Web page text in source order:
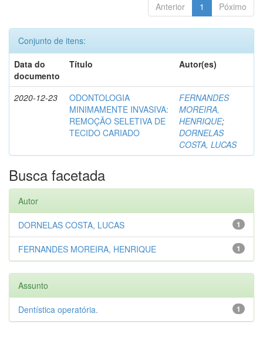
Anterior 1 Póximo
Conjunto de itens:
Data do
documento
Título Autor(es)
2020-12-23
ODONTOLOGIA
MINIMAMENTE INVASIVA:
REMOÇÃO SELETIVA DE
TECIDO CARIADO
FERNANDES
MOREIRA,
HENRIQUE;
DORNELAS
COSTA, LUCAS
Busca facetada
Autor
1
DORNELAS COSTA, LUCAS
1
FERNANDES MOREIRA, HENRIQUE
Assunto
1
Dentística operatória.